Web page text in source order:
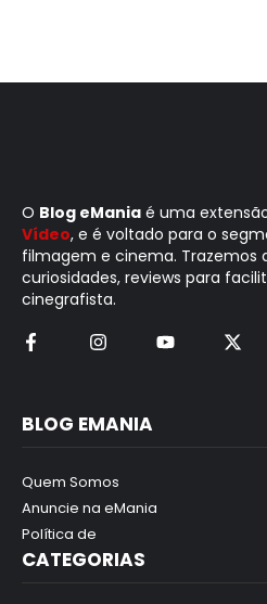
O Blog eMania é uma
Vídeo, e é voltado para o
filmagem e cinema. Trazemos
curiosidades, reviews para
cinegrafista.
BLOG EMANIA
Quem Somos
Anuncie na eMania
Política de
CATEGORIAS